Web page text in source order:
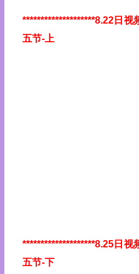
********************8.22日视
五节-上
********************8.25日视
五节-下